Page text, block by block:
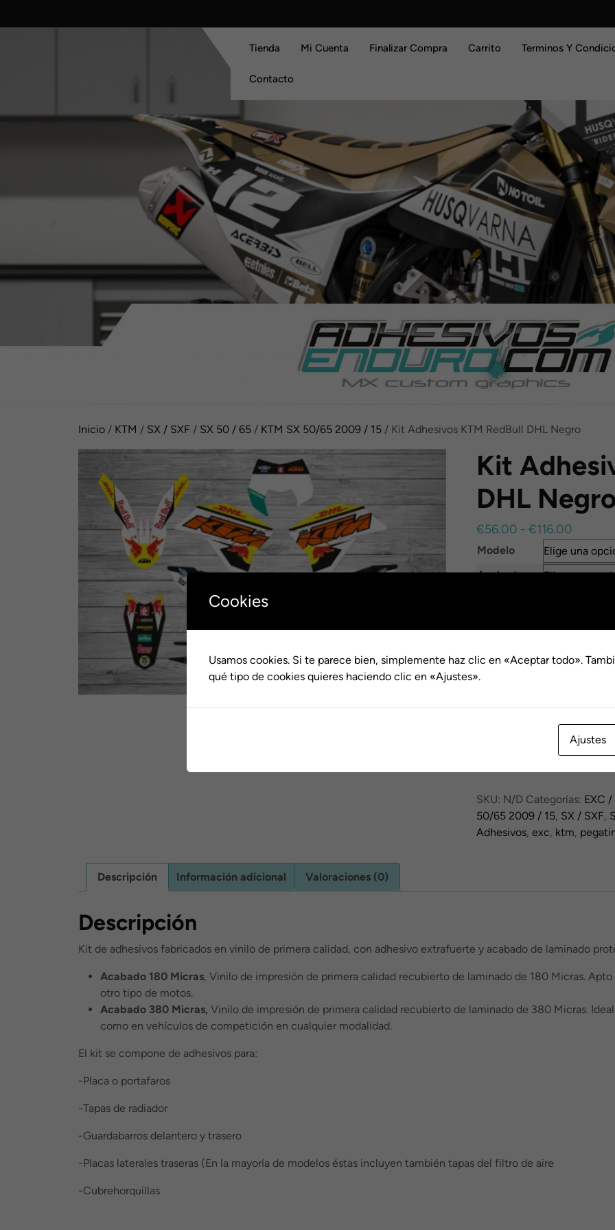
Tienda Mi Cuenta Finalizar Compra Carrito Terminos Y
Contacto
Inicio / KTM / SX / SXF / SX 50 / 65 / KTM SX 50/65 2009 / 15 / Kit Adhesivos KTM RedBull DHL Negro
Kit
DHL Negro
€56.00 - €116.00
de
Modelo
Acabado
DHL
Negro
cantidad
SKU: N/D Categorías: EXC /
50/65 2009 / 15, SX / SXF,
Adhesivos,exc, ktm,
Descripción Información adicional Valoraciones (0)
Descripción
Kit de adhesivos fabricados en vinilo de primera calidad, con adhesivo extrafuerte y acabado de laminado
Acabado 180 Micras, Vinilo de impresión de primera calidad recubierto de laminado de 180 Micras.
otro tipo de motos.
Acabado 380 Micras, Vinilo de impresión de primera calidad recubierto de laminado de 380 Micras.
como en vehículos de competición en cualquier modalidad.
El kit se compone de adhesivos para:
-Placa o portafaros
-Tapas de radiador
-Guardabarros delantero y trasero
-Placas laterales traseras (En la mayoría de modelos éstas incluyen también tapas del filtro de aire
-Cubrehorquillas
Cookies
Usamos cookies. Si te parece bien, simplemente haz clic en «Aceptar todo».
qué tipo de cookies quieres haciendo clic en «Ajustes».
Ajustes